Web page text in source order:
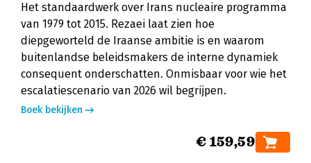
Het standaardwerk over Irans nucleaire programma
van 1979 tot 2015. Rezaei laat zien hoe
diepgeworteld de Iraanse ambitie is en waarom
buitenlandse beleidsmakers de interne dynamiek
consequent onderschatten. Onmisbaar voor wie het
escalatiescenario van 2026 wil begrijpen.
Boek bekijken
€ 159,59